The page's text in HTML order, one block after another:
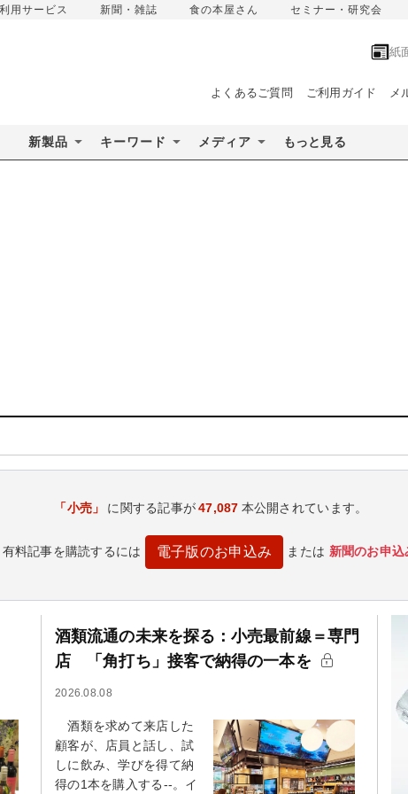
用サービス 新聞・雑誌 食の本屋さん セミナー・研究会
紙
よくあるご質問 ご利用ガイド メ
新製品 キーワード メディア もっと見る
「小売」 に関する記事が47,087 本公開されています。
有料記事を購読するには 電子版のお申込み または 新聞のお申込
酒類流通の未来を探る：小売最前線＝専門
店 「角打ち」接客で納得の一本を
2026.08.08
酒類を求めて来店した
顧客が、店員と話し、試
しに飲み、学びを得て納
得の1本を購入する--。イ